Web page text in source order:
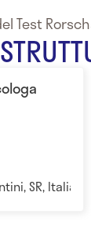
Test
SR, Italia